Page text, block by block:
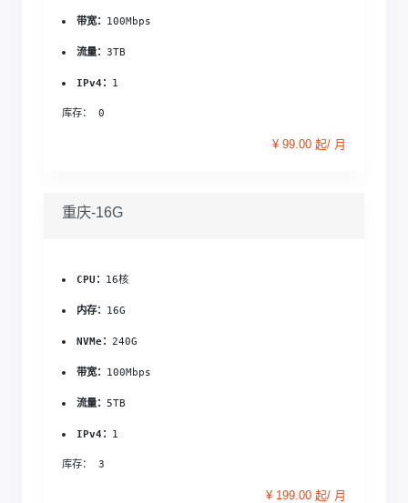
带宽： 100Mbps
流量：3TB
IPv4： 1
库存： 0
¥ 99.00 起/ 月
重庆-16G
CPU： 16核
内存： 16G
NVMe：240G
带宽： 100Mbps
流量： 5TB
IPv4： 1
库存： 3
¥ 199.00 起/ 月